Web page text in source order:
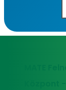
MATE
Központ